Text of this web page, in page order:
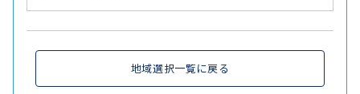
地域選択一覧に戻る